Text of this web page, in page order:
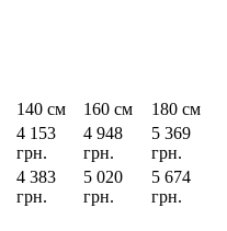
140 см 160 см
180 см
4 153
грн.
4 948
грн.
5 369
грн.
4 383
грн.
5 020
грн.
5 674
грн.